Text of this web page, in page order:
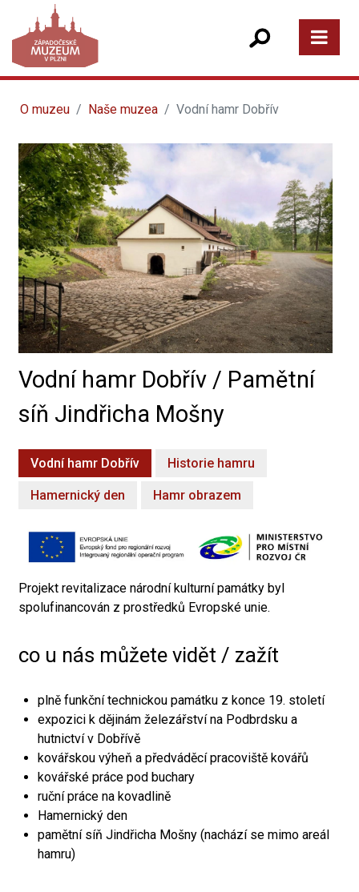
O muzeu Naše muzea Vodní hamr Dobřív
Vodní hamr Dobřív / Pamětní
síň Jindřicha Mošny
Vodní hamr Dobřív Historie hamru
Hamernický den Hamr obrazem
Projekt revitalizace národní kulturní památky byl
spolufinancován z prostředků Evropské unie.
co u nás můžete vidět / zažít
plně funkční technickou památku z konce 19. století
expozici k dějinám železářství na Podbrdsku a
hutnictví v Dobřívě
kovářskou výheň a předváděcí pracoviště kovářů
kovářské práce pod buchary
ruční práce na kovadlině
Hamernický den
pamětní síň Jindřicha Mošny (nachází se mimo areál
hamru)